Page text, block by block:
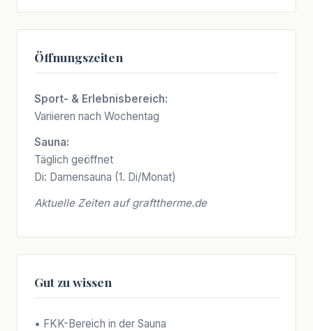
Öffnungszeiten
Sport- & Erlebnisbereich:
Variieren nach Wochentag
Sauna:
Täglich geöffnet
Di: Damensauna (1. Di/Monat)
Aktuelle Zeiten auf grafttherme.de
Gut zu wissen
• FKK-Bereich in der Sauna